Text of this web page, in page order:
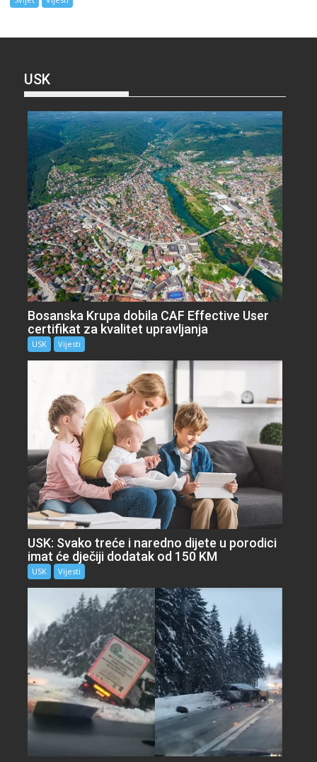
USK
Bosanska Krupa dobila CAF Effective User
certifikat za kvalitet upravljanja
USK Vijesti
USK: Svako treće i naredno dijete u porodici
imat će dječiji dodatak od 150 KM
USK Vijesti